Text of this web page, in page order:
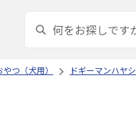
やつ（犬用） ドギーマンハヤシ